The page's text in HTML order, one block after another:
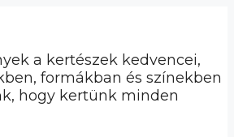
a kertészek kedvencei,
formákban és színekben
hogy kertünk minden